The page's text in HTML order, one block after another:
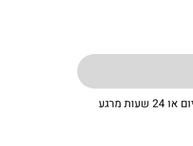
– באר שבע שפלה ודרום משלוח באותו היום או 24 שעות מרגע